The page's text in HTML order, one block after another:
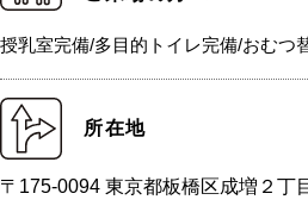
授乳室完備/多目的トイレ完備/おむつ
所在地
〒175-0094 東京都板橋区成増２丁